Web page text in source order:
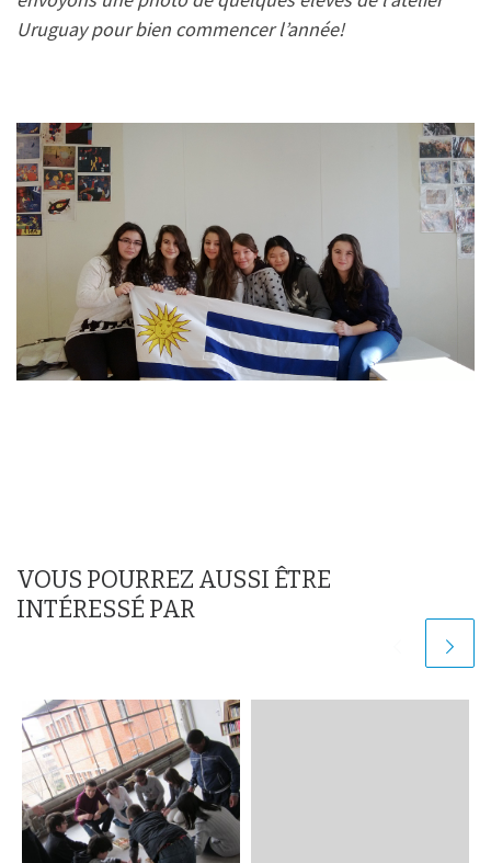
Uruguay pour bien commencer l’année!
VOUS POURREZ AUSSI ÊTRE
INTÉRESSÉ PAR